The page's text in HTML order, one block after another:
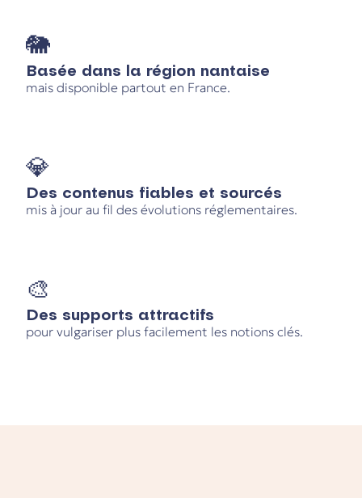
🐘
Basée dans la région nantaise
mais disponible partout en France.
💎
Des contenus fiables et sourcés
mis à jour au fil des évolutions réglementaires.
🎨
Des supports attractifs
pour vulgariser plus facilement les notions clés.